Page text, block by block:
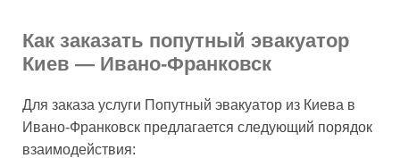
Как заказать попутный эвакуатор
Киев — Ивано-Франковск
Для заказа услуги Попутный эвакуатор из Киева в
Ивано-Франковск предлагается следующий порядок
взаимодействия: